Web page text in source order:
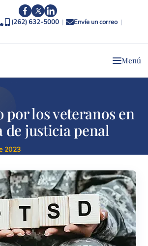
(262) 632-5000 | Envíe un correo |
Menú
por los veteranos en
de justicia penal
2023